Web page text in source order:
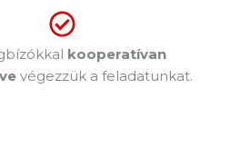
kooperatívan
végezzük a feladatunkat.